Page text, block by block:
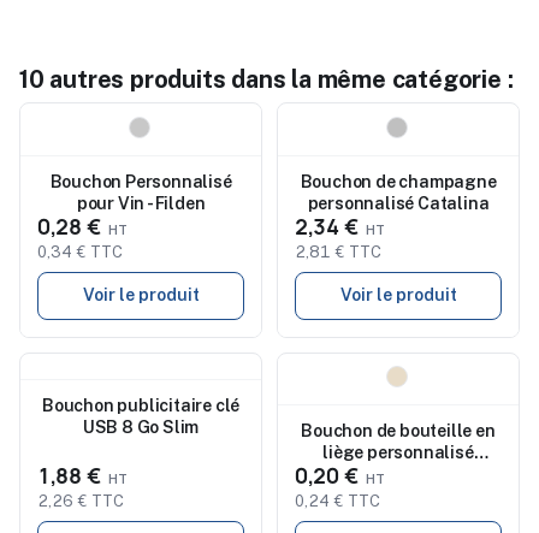
10 autres produits dans la même catégorie :
Bouchon Personnalisé
pour Vin - Filden
0,28 €
0,34 € TTC
Voir le produit
Bouchon de champagne
personnalisé Catalina
2,34 €
2,81 € TTC
Voir le produit
Bouchon publicitaire clé
USB 8 Go Slim
1,88 €
2,26 € TTC
Bouchon de bouteille en
liège personnalisé
pratique TIPAS
0,20 €
0,24 € TTC